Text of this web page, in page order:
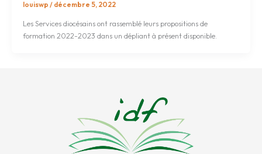
louiswp / décembre 5, 2022
Les Services diocésains ont rassemblé leurs propositions de
formation 2022-2023 dans un dépliant à présent disponible.